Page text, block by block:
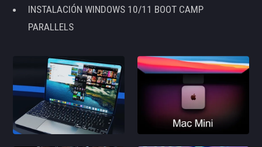
INSTALACIÓN WINDOWS 10/11 BOOT CAMP
PARALLELS